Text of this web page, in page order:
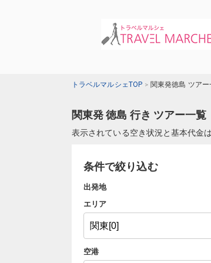
トラベルマルシェTOP 関東発徳島 ツアー
関東発 徳島 行き ツアー一覧
表示されている空き状況と基本代金
条件で絞り込む
出発地
エリア
空港